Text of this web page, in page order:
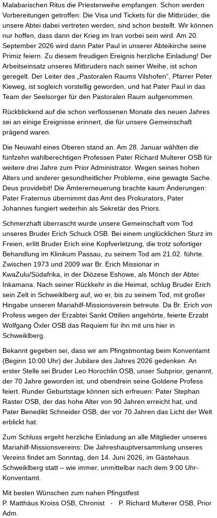
Malabarischen Ritus die Priesterweihe empfangen. Schon werden
Vorbereitungen getroffen: Die Visa und Tickets für die Mitbrüder, die
unsere Abtei dabei vertreten werden, sind schon bestellt. Wir können
nur hoffen, dass dann der Krieg im Iran vorbei sein wird. Am 20.
September 2026 wird dann Pater Paul in unserer Abteikirche seine
Primiz feiern. Zu diesem freudigen Ereignis herzliche Einladung! Der
Arbeitseinsatz unseres Mitbruders nach seiner Weihe, ist schon
geregelt. Der Leiter des „Pastoralen Raums Vilshofen“, Pfarrer Peter
Kieweg, ist sogleich vorstellig geworden, und hat Pater Paul in das
Team der Seelsorger für den Pastoralen Raum aufgenommen.
Rückblickend auf die schon verflossenen Monate des neuen Jahres
sei an einige Ereignisse erinnert, die für unsere Gemeinschaft
prägend waren.
Die Neuwahl eines Oberen stand an. Am 28. Januar wählten die
fünfzehn wahlberechtigen Professen Pater Richard Multerer OSB für
weitere drei Jahre zum Prior Administrator. Wegen seines hohen
Alters und anderer gesundheitlicher Probleme, eine gewagte Sache.
Deus providebit! Die Ämtererneuerung brachte kaum Änderungen:
Pater Fraternus übernimmt das Amt des Prokurators, Pater
Johannes fungiert weiterhin als Sekretär des Priors.
Schmerzhaft überrascht wurde unsere Gemeinschaft vom Tod
unseres Bruder Erich Schuck OSB. Bei einem unglücklichen Sturz im
Freien, erlitt Bruder Erich eine Kopfverletzung, die trotz sofortiger
Behandlung im Klinikum Passau, zu seinem Tod am 21.02. führte.
Zwischen 1973 und 2009 war Br. Erich Missionar in
KwaZulu/Südafrika, in der Diözese Eshowe, als Mönch der Abtei
Inkamana. Nach seiner Rückkehr in die Heimat, schlug Bruder Erich
sein Zelt in Schweiklberg auf, wo er, bis zu seinem Tod, mit großer
Hingabe unseren Mariahilf-Missionsverein betreute. Da Br. Erich von
Profess wegen der Erzabtei Sankt Ottilien angehörte, feierte Erzabt
Wolfgang Öxler OSB das Requiem für ihn mit uns hier in
Schweiklberg.
Bekannt gegeben sei, dass wir am Pfingstmontag beim Konventamt
(Beginn 10:00 Uhr) der Jubilare des Jahres 2026 gedenken. An
erster Stelle sei Bruder Leo Horochlin OSB, unser Subprior, genannt,
der 70 Jahre geworden ist, und obendrein seine Goldene Profess
feiert. Runder Geburtstage können sich erfreuen: Pater Stephan
Raster OSB, der das hohe Alter von 90 Jahren erreicht hat, und
Pater Benedikt Schneider OSB, der vor 70 Jahren das Licht der Welt
erblickt hat.
Zum Schluss ergeht herzliche Einladung an alle Mitglieder unseres
Mariahilf-Missionsvereins: Die Jahreshauptversammlung unseres
Vereins findet am Sonntag, den 14. Juni 2026, im Gästehaus
Schweiklberg statt – wie immer, unmittelbar nach dem 9:00 Uhr-
Konventamt.
Mit besten Wünschen zum nahen Pfingstfest
P. Matthäus Kroiss OSB, Chronist - P. Richard Multerer OSB, Prior
Adm.